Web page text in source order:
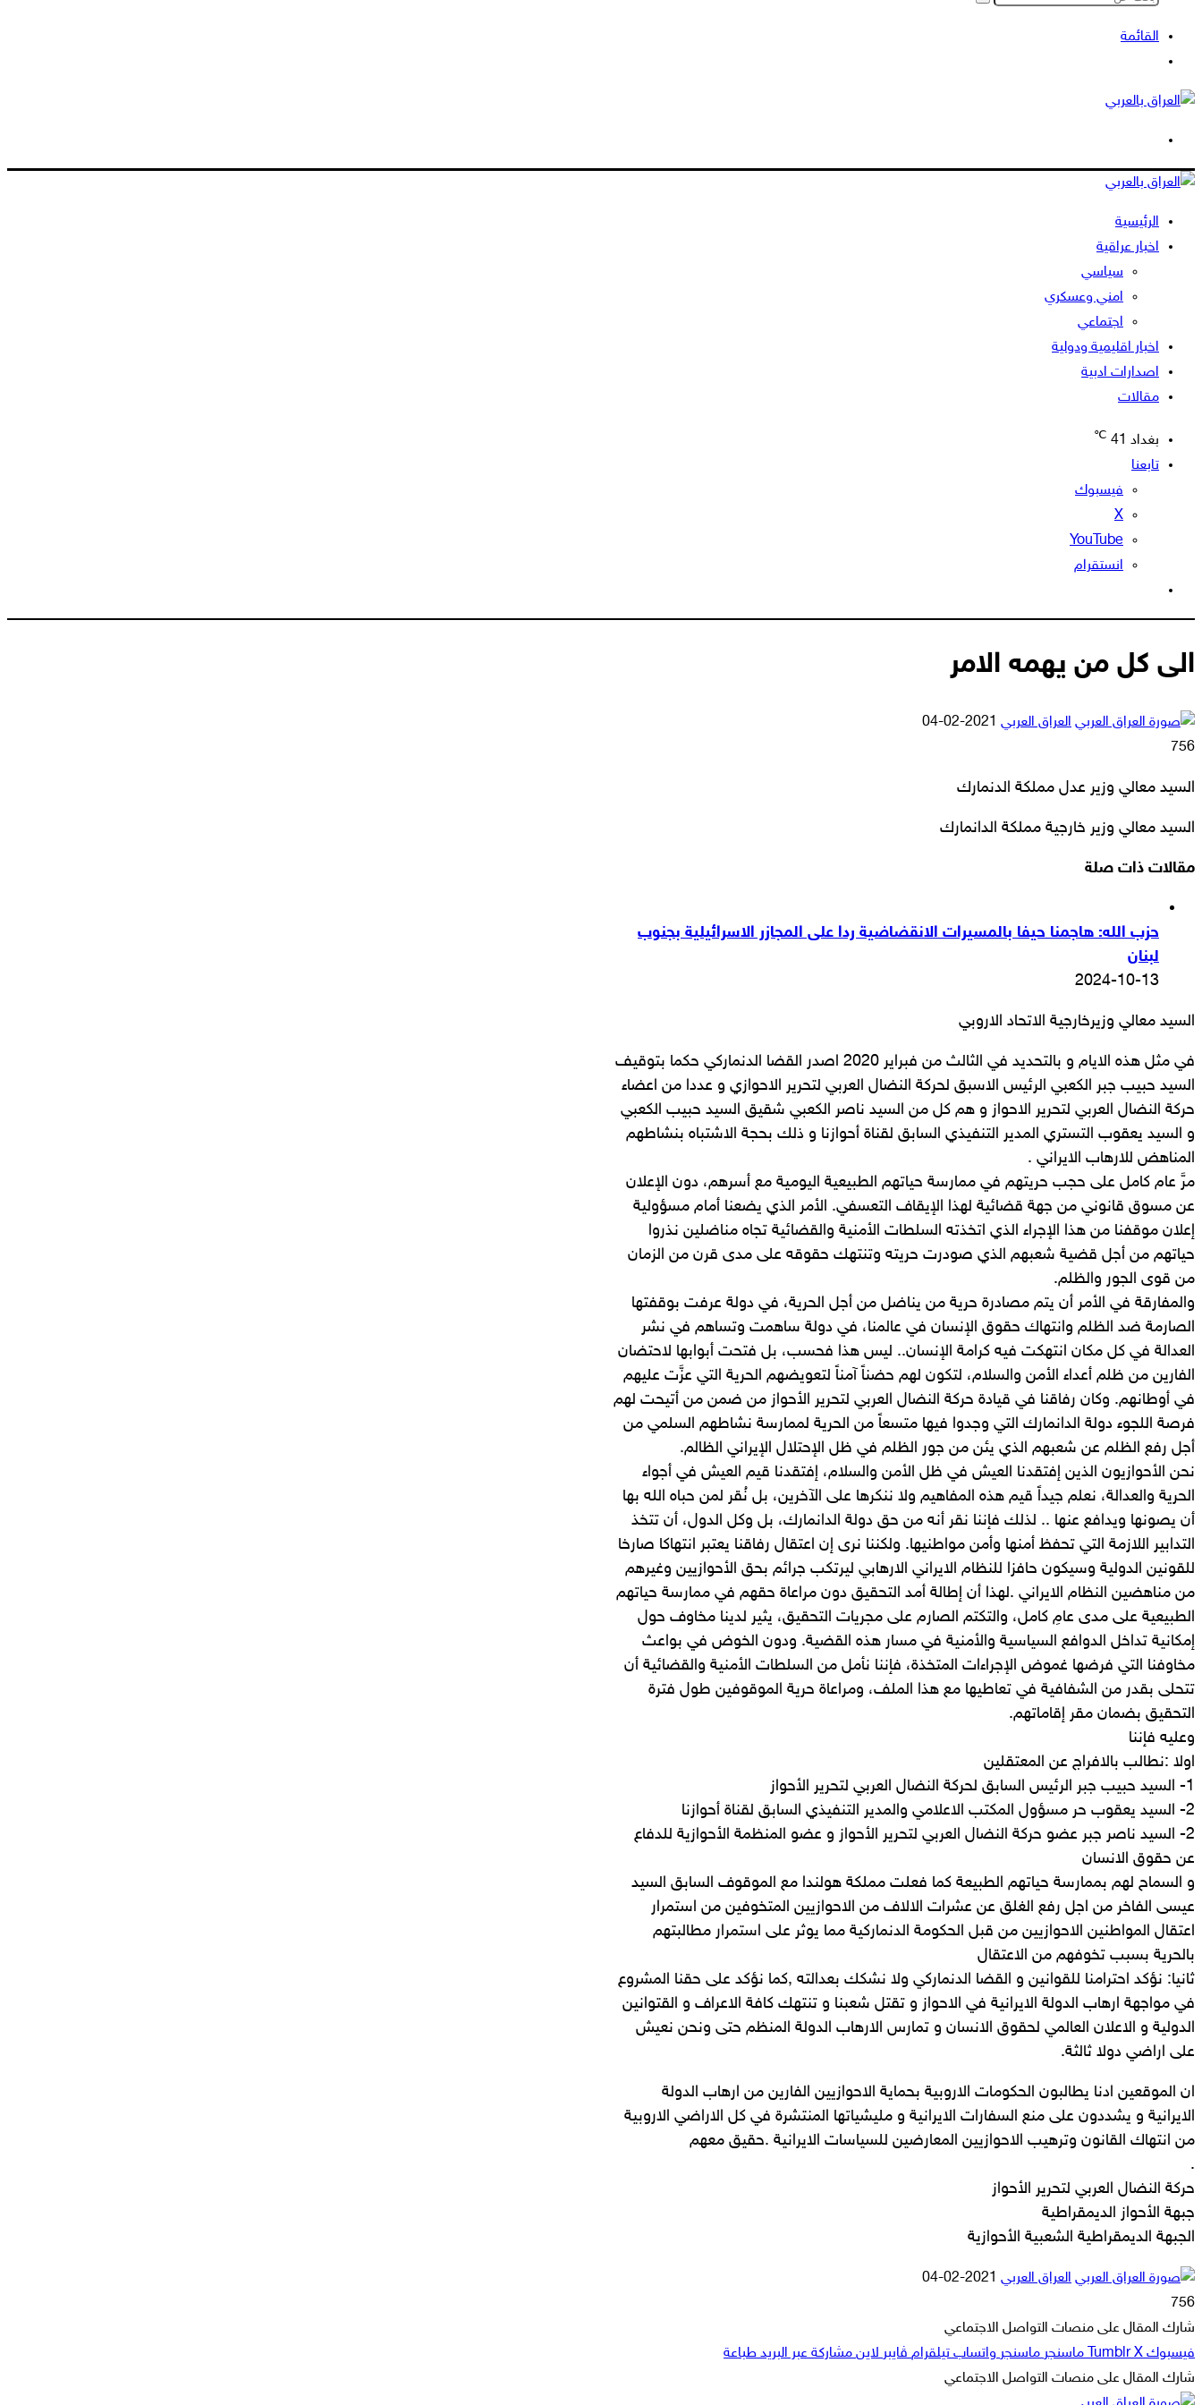
بحث
القائمة
المظلم
الرئيسية
اخبار عراقية
سياسي
امني وعسكري
اجتماعي
اخبار اقليمية ودولية
اصدارات ادبية
مقالات
بغداد 41
℃
تابعنا
فيسبوك
‫X
‫YouTube
انستقرام
المظلم
الى كل من يهمه الامر
العراق العربي أرسل
2021-02-04
756
السيد معالي وزير عدل مملكة الدنمارك
السيد معالي وزير خارجية مملكة الدانمارك
مقالات ذات صلة
حزب الله: هاجمنا حيفا بالمسيرات الانقضاضية ردا على المجازر الاسرائيلية بجنوب
لبنان
2024-10-13
السيد معالي وزيرخارجية الاتحاد الاروبي
في مثل هذه الايام و بالتحديد في الثالث من فبراير 2020 اصدر القضا الدنماركي حكما بتوقيف
السيد حبيب جبر الكعبي الرئيس الاسبق لحركة النضال العربي لتحرير الاحوازي و عددا من اعضاء
حركة النضال العربي لتحرير الاحواز و هم كل من السيد ناصر الكعبي شقيق السيد حبيب الكعبي
و السيد يعقوب التستري المدير التنفيذي السابق لقناة أحوازنا و ذلك بحجة الاشتباه بنشاطهم
المناهض للارهاب الايراني .
مرَّ عام كامل على حجب حريتهم في ممارسة حياتهم الطبيعية اليومية مع أسرهم، دون الإعلان
عن مسوق قانوني من جهة قضائية لهذا الإيقاف التعسفي. الأمر الذي يضعنا أمام مسؤولية
إعلان موقفنا من هذا الإجراء الذي اتخذته السلطات الأمنية والقضائية تجاه مناضلين نذروا
حياتهم من أجل قضية شعبهم الذي صودرت حريته وتنتهك حقوقه على مدى قرن من الزمان
من قوى الجور والظلم.
والمفارقة في الأمر أن يتم مصادرة حرية من يناضل من أجل الحرية، في دولة عرفت بوقفتها
الصارمة ضد الظلم وانتهاك حقوق الإنسان في عالمنا، في دولة ساهمت وتساهم في نشر
العدالة في كل مكان انتهكت فيه كرامة الإنسان.. ليس هذا فحسب، بل فتحت أبوابها لاحتضان
الفارين من ظلم أعداء الأمن والسلام، لتكون لهم حضناً آمناً لتعويضهم الحرية التي عزَّت عليهم
في أوطانهم. وكان رفاقنا في قيادة حركة النضال العربي لتحرير الأحواز من ضمن من أتيحت لهم
فرصة اللجوء دولة الدانمارك التي وجدوا فيها متسعاً من الحرية لممارسة نشاطهم السلمي من
أجل رفع الظلم عن شعبهم الذي يئن من جور الظلم في ظل الإحتلال الإيراني الظالم.
نحن الأحوازيون الذين إفتقدنا العيش في ظل الأمن والسلام، إفتقدنا قيم العيش في أجواء
الحرية والعدالة، نعلم جيداً قيم هذه المفاهيم ولا ننكرها على الآخرين، بل نُقر لمن حباه الله بها
أن يصونها ويدافع عنها .. لذلك فإننا نقر أنه من حق دولة الدانمارك، بل وكل الدول، أن تتخذ
التدابير اللازمة التي تحفظ أمنها وأمن مواطنيها. ولكننا نرى إن اعتقال رفاقنا يعتبر انتهاكا صارخا
للقونين الدولية وسيكون حافزا للنظام الايراني الارهابي ليرتكب جرائم بحق الأحوازيين وغيرهم
من مناهضين النظام الايراني .لهذا أن إطالة أمد التحقيق دون مراعاة حقهم في ممارسة حياتهم
الطبيعية على مدى عامِ كامل، والتكتم الصارم على مجريات التحقيق، يثير لدينا مخاوف حول
إمكانية تداخل الدوافع السياسية والأمنية في مسار هذه القضية. ودون الخوض في بواعث
مخاوفنا التي فرضها غموض الإجراءات المتخذة، فإننا نأمل من السلطات الأمنية والقضائية أن
تتحلى بقدر من الشفافية في تعاطيها مع هذا الملف، ومراعاة حرية الموقوفين طول فترة
التحقيق بضمان مقر إقاماتهم.
وعليه فإننا
اولا :نطالب بالافراج عن المعتقلين
1- السيد حبيب جبر الرئيس السابق لحركة النضال العربي لتحرير الأحواز
2- السيد يعقوب حر مسؤول المكتب الاعلامي والمدير التنفيذي السابق لقناة أحوازنا
2- السيد ناصر جبر عضو حركة النضال العربي لتحرير الأحواز و عضو المنظمة الأحوازية للدفاع
عن حقوق الانسان
و السماح لهم بممارسة حياتهم الطبيعة كما فعلت مملكة هولندا مع الموقوف السابق السيد
عيسى الفاخر من اجل رفع الغلق عن عشرات الالاف من الاحوازيين المتخوفين من استمرار
اعتقال المواطنين الاحوازيين من قبل الحكومة الدنماركية مما يوثر على استمرار مطالبتهم
بالحرية بسبب تخوفهم من الاعتقال
ثانيا: نؤكد احترامنا للقوانين و القضا الدنماركي ولا نشكك بعدالته ,كما نؤكد على حقنا المشروع
في مواجهة ارهاب الدولة الايرانية في الاحواز و تقتل شعبنا و تنتهك كافة الاعراف و القتوانين
الدولية و الاعلان العالمي لحقوق الانسان و تمارس الارهاب الدولة المنظم حتى ونحن نعيش
على اراضي دولا ثالثة.
ان الموقعين ادنا يطالبون الحكومات الاروبية بحماية الاحوازيين الفارين من ارهاب الدولة
الايرانية و يشددون على منع السفارات الايرانية و مليشياتها المنتشرة في كل الاراضي الاروبية
من انتهاك القانون وترهيب الاحوازيين المعارضين للسياسات الايرانية .حقيق معهم
.
حركة النضال العربي لتحرير الأحواز
جبهة الأحواز الديمقراطية
الجبهة الديمقراطية الشعبية الأحوازية
العراق العربي أرسل
إلكترونيا
2021-02-04
756
شارك المقال على منصات التواصل الاجتماعي
فيسبوك ‫X ماسنجر ماسنجر واتساب تيلقرام ڤايبر لاين مشاركة عبر البريد طباعة
شارك المقال على منصات التواصل الاجتماعي